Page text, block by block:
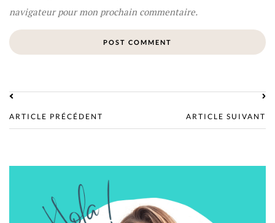
navigateur pour mon prochain commentaire.
ARTICLE PRÉCÉDENT ARTICLE SUIVANT